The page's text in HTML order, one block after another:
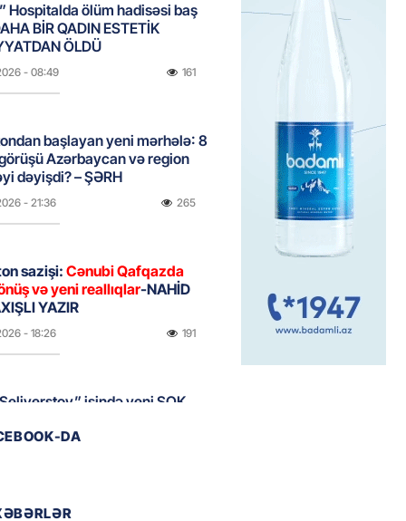
Hospitalda ölüm hadisəsi baş
BİR QADIN ESTETİK
ÖLDÜ
- 08:49 161
başlayan yeni mərhələ: 8
Azərbaycan və region
dəyişdi? – ŞƏRH
- 21:36 265
sazişi:Cənubi Qafqazda
və yeni reallıqlar-NAHİD
YAZIR
- 18:26 191
işində yeni ŞOK
sürətli qaçış
DA